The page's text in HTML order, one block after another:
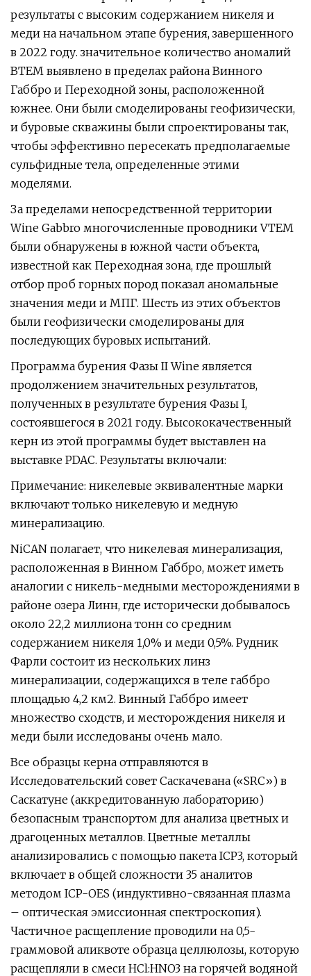
результаты с высоким содержанием никеля и
меди на начальном этапе бурения, завершенного
в 2022 году. значительное количество аномалий
ВТЕМ выявлено в пределах района Винного
Габбро и Переходной зоны, расположенной
южнее. Они были смоделированы геофизически,
и буровые скважины были спроектированы так,
чтобы эффективно пересекать предполагаемые
сульфидные тела, определенные этими
моделями.
За пределами непосредственной территории
Wine Gabbro многочисленные проводники VTEM
были обнаружены в южной части объекта,
известной как Переходная зона, где прошлый
отбор проб горных пород показал аномальные
значения меди и МПГ. Шесть из этих объектов
были геофизически смоделированы для
последующих буровых испытаний.
Программа бурения Фазы II Wine является
продолжением значительных результатов,
полученных в результате бурения Фазы I,
состоявшегося в 2021 году. Высококачественный
керн из этой программы будет выставлен на
выставке PDAC. Результаты включали:
Примечание: никелевые эквивалентные марки
включают только никелевую и медную
минерализацию.
NiCAN полагает, что никелевая минерализация,
расположенная в Винном Габбро, может иметь
аналогии с никель-медными месторождениями в
районе озера Линн, где исторически добывалось
около 22,2 миллиона тонн со средним
содержанием никеля 1,0% и меди 0,5%. Рудник
Фарли состоит из нескольких линз
минерализации, содержащихся в теле габбро
площадью 4,2 км2. Винный Габбро имеет
множество сходств, и месторождения никеля и
меди были исследованы очень мало.
Все образцы керна отправляются в
Исследовательский совет Саскачевана («SRC») в
Саскатуне (аккредитованную лабораторию)
безопасным транспортом для анализа цветных и
драгоценных металлов. Цветные металлы
анализировались с помощью пакета ICP3, который
включает в общей сложности 35 аналитов
методом ICP-OES (индуктивно-связанная плазма
– оптическая эмиссионная спектроскопия).
Частичное расщепление проводили на 0,5-
граммовой аликвоте образца целлюлозы, которую
расщепляли в смеси HCl:HNO3 на горячей водяной